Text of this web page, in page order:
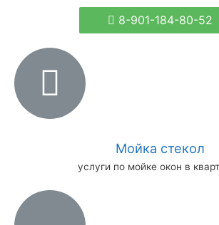
8-901-184-80-52
Мойка стекол
услуги по мойке окон в